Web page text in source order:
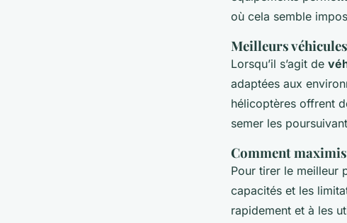
où cela semble
Meilleurs
Lorsqu’il s’agit de
adaptées aux
hélicoptères offrent
semer les
Comment
Pour tirer le meilleur
capacités et les
rapidement et à les